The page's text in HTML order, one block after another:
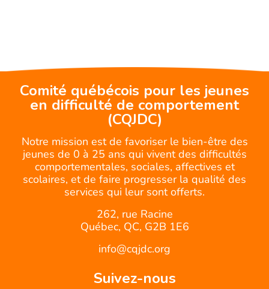
Comité québécois pour les jeunes
en difficulté de comportement
(CQJDC)
Notre mission est de favoriser le bien-être des
jeunes de 0 à 25 ans qui vivent des difficultés
comportementales, sociales, affectives et
scolaires, et de faire progresser la qualité des
services qui leur sont offerts.
262, rue Racine
Québec, QC, G2B 1E6
info@cqjdc.org
Suivez-nous